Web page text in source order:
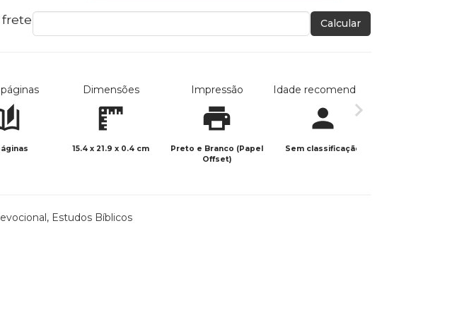
frete Calcular
Dimensões
15.4 x 21.9 x 0.4 cm
Impressão
Preto e Branco (Papel
Offset)
Idade recomendada
Sem classificação
, Estudos Bíblicos